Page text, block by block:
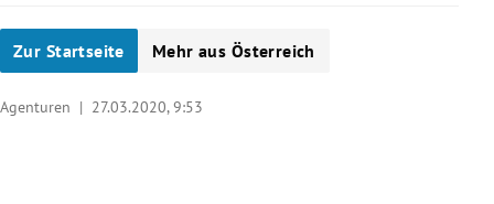
Zur Startseite Mehr aus Österreich
Agenturen | 27.03.2020, 9:53